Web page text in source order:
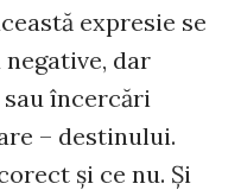
expresie se
dar
încercări
– destinului.
și ce nu. Și